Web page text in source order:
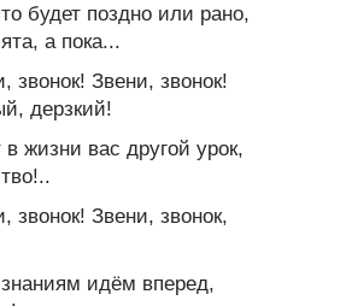
будет поздно или рано,
а пока...
звонок! Звени, звонок!
дерзкий!
жизни вас другой урок,
звонок! Звени, звонок,
идём вперед,